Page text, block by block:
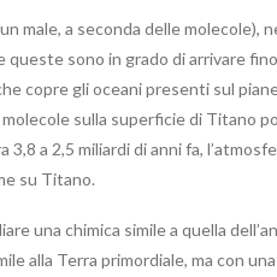
male, a seconda delle molecole),
queste sono in grado di arrivare
copre gli oceani presenti sul
sulla superficie di Titano
a 2,5 miliardi di anni fa,
su Titano.
una chimica simile a quella
alla Terra primordiale, ma con